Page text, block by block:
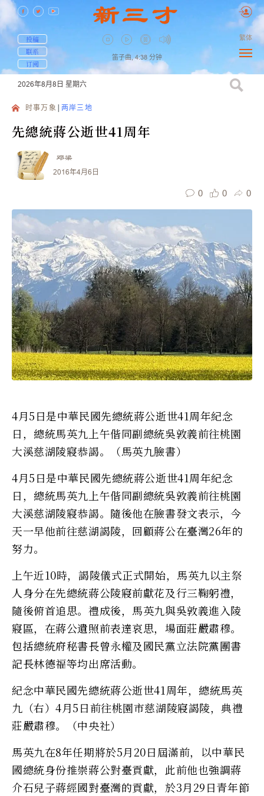
投稿
联系
订阅
笛子曲, 4:38 分钟
繁体
2026年8月8日 星期六
时事万象 两岸三地
先總統蔣公逝世41周年
邓梁
2016年4月6日
0 0 0
4月5日是中華民國先總統蔣公逝世41周年紀念
日，總統馬英九上午偕同副總統吳敦義前往桃園
大溪慈湖陵寢恭謁。（馬英九臉書）
4月5日是中華民國先總統蔣公逝世41周年紀念
日，總統馬英九上午偕同副總統吳敦義前往桃園
大溪慈湖陵寢恭謁。隨後他在臉書發文表示，今
天一早他前往慈湖謁陵，回顧蔣公在臺灣26年的
努力。
上午近10時，謁陵儀式正式開始，馬英九以主祭
人身分在先總統蔣公陵寢前獻花及行三鞠躬禮，
隨後俯首追思。禮成後，馬英九與吳敦義進入陵
寢區，在蔣公遺照前表達哀思，場面莊嚴肅穆。
包括總統府秘書長曾永權及國民黨立法院黨團書
記長林德福等均出席活動。
紀念中華民國先總統蔣公逝世41周年，總統馬英
九（右）4月5日前往桃園市慈湖陵寢謁陵，典禮
莊嚴肅穆。（中央社）
馬英九在8年任期將於5月20日屆滿前，以中華民
國總統身份推崇蔣公對臺貢獻，此前他也強調蔣
介石兒子蔣經國對臺灣的貢獻，於3月29日青年節